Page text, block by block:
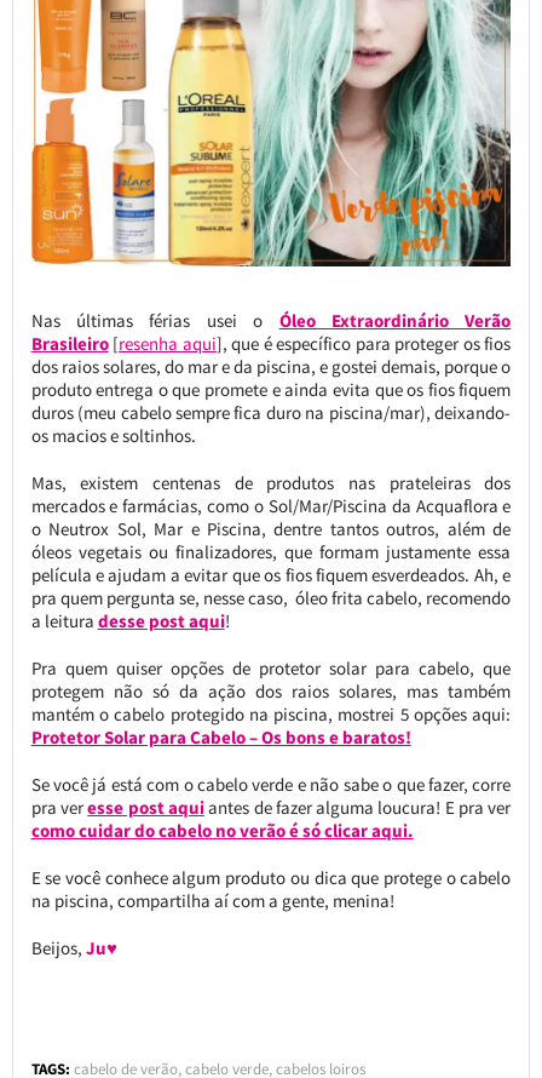
Nas últimas férias usei o Óleo Extraordinário Verão
Brasileiro [resenha aqui], que é específico para proteger os fios
dos raios solares, do mar e da piscina, e gostei demais, porque o
produto entrega o que promete e ainda evita que os fios fiquem
duros (meu cabelo sempre fica duro na piscina/mar), deixando-
os macios e soltinhos.
Mas, existem centenas de produtos nas prateleiras dos
mercados e farmácias, como o Sol/Mar/Piscina da Acquaflora e
o Neutrox Sol, Mar e Piscina, dentre tantos outros, além de
óleos vegetais ou finalizadores, que formam justamente essa
película e ajudam a evitar que os fios fiquem esverdeados. Ah, e
pra quem pergunta se, nesse caso, óleo frita cabelo, recomendo
a leitura desse post aqui!
Pra quem quiser opções de protetor solar para cabelo, que
protegem não só da ação dos raios solares, mas também
mantém o cabelo protegido na piscina, mostrei 5 opções aqui:
Protetor Solar para Cabelo – Os bons e baratos!
Se você já está com o cabelo verde e não sabe o que fazer, corre
pra veresse post aquiantes de fazer alguma loucura! E pra ver
como cuidar do cabelo no verão é só clicar aqui.
E se você conhece algum produto ou dica que protege o cabelo
na piscina, compartilha aí com a gente, menina!
Beijos, Ju♥
TAGS: cabelo de verão,cabelo verde,cabelos loiros